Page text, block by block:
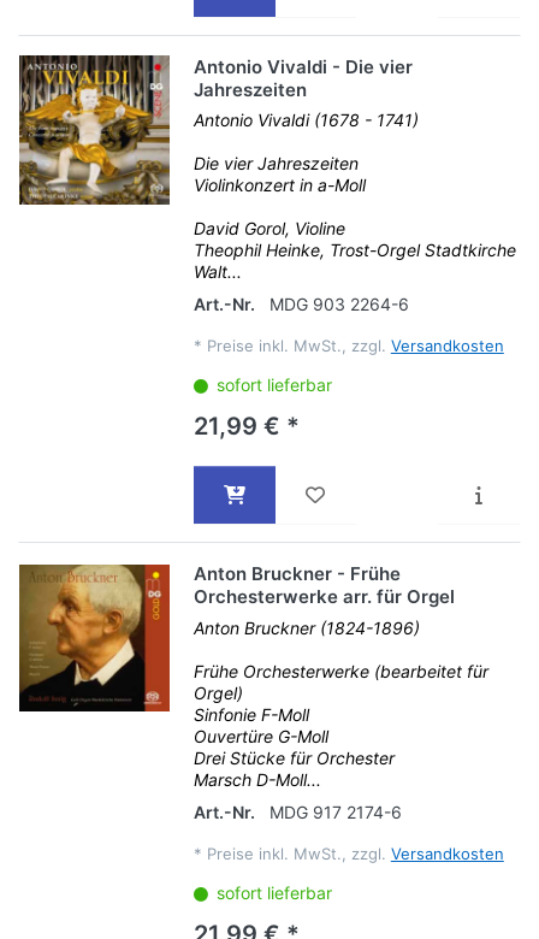
Antonio Vivaldi - Die vier
Jahreszeiten
Antonio Vivaldi (1678 - 1741)
Die vier Jahreszeiten
Violinkonzert in a-Moll
David Gorol, Violine
Theophil Heinke, Trost-Orgel Stadtkirche
Walt...
Art.-Nr.
MDG 903 2264-6
* Preise inkl. MwSt., zzgl. Versandkosten
sofort lieferbar
21,99 € *
Anton Bruckner - Frühe
Orchesterwerke arr. für Orgel
Anton Bruckner (1824-1896)
Frühe Orchesterwerke (bearbeitet für
Orgel)
Sinfonie F-Moll
Ouvertüre G-Moll
Drei Stücke für Orchester
Marsch D-Moll...
Art.-Nr.
MDG 917 2174-6
* Preise inkl. MwSt., zzgl. Versandkosten
sofort lieferbar